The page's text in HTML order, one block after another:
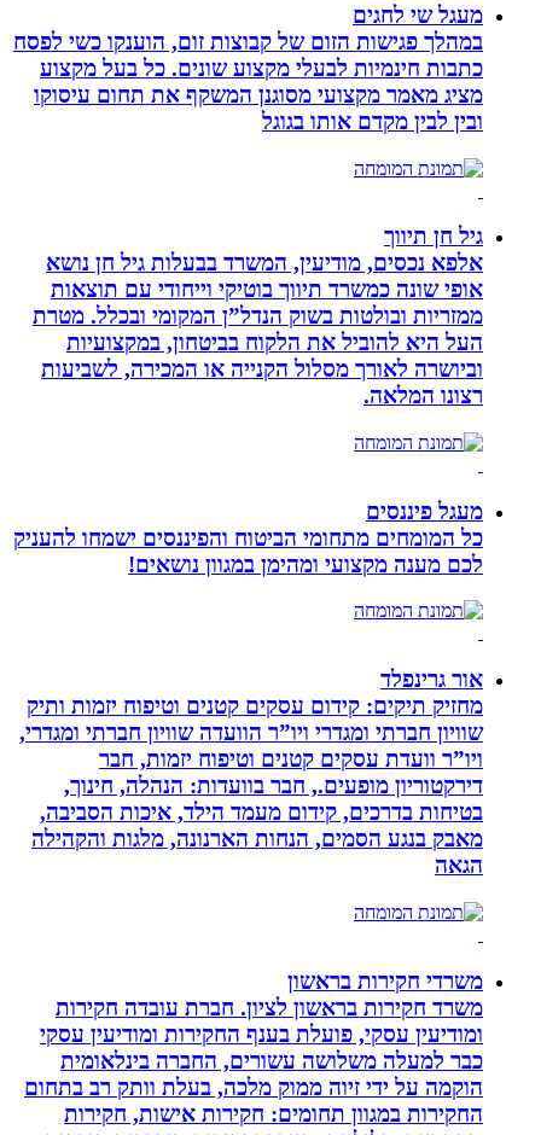
מעגל שי לחגים
במהלך פגישות הזום של קבוצות זום, הוענקו כשי לפסח
כתבות חינמיות לבעלי מקצוע שונים. כל בעל מקצוע
מציג מאמר מקצועי מסוגנן המשקף את תחום עיסוקו
ובין לבין מקדם אותו בגוגל
גיל חן תיווך
אלפא נכסים, מודיעין, המשרד בבעלות גיל חן נושא
אופי שונה כמשרד תיווך בוטיקי וייחודי עם תוצאות
ממזריות ובולטות בשוק הנדל”ן המקומי ובכלל. מטרת
העל היא להוביל את הלקוח בביטחון, במקצועיות
וביושרה לאורך מסלול הקנייה או המכירה, לשביעות
רצונו המלאה.
מעגל פיננסים
כל המומחים מתחומי הביטוח והפיננסים ישמחו להעניק
לכם מענה מקצועי ומהימן במגוון נושאים!
אור גרינפלד
מחזיק תיקים: קידום עסקים קטנים וטיפוח יזמות ותיק
שוויון חברתי ומגדרי ויו”ר הוועדה שוויון חברתי ומגדרי,
ויו”ר וועדת עסקים קטנים וטיפוח יזמות, חבר
דירקטוריון מופעים., חבר בוועדות: הנהלה, חינוך,
בטיחות בדרכים, קידום מעמד הילד, איכות הסביבה,
מאבק בנגע הסמים, הנחות הארנונה, מלגות והקהילה
הגאה
משרדי חקירות בראשון
משרד חקירות בראשון לציון. חברת עובדה חקירות
ומודיעין עסקי, פועלת בענף החקירות ומודיעין עסקי
כבר למעלה משלושה עשורים, החברה בינלאומית
הוקמה על ידי זיוה ממוק מלכה, בעלת וותק רב בתחום
החקירות במגוון תחומים: חקירות אישות, חקירות